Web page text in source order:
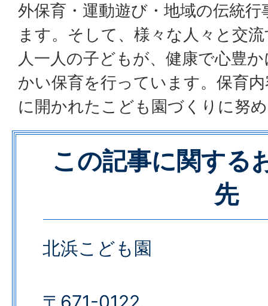
外保育・運動遊び・地域の伝統
ます。そして、様々な人々と交
人一人の子どもが、健康で心豊
かい保育を行っています。保育
に開かれたこども園づくりに努
この記事に関する
先
北浜こども園